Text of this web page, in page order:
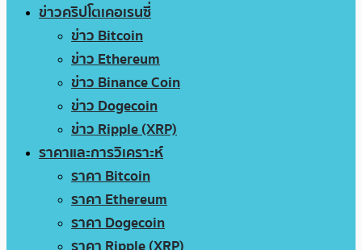
ข่าวคริปโตเคอเรนซี่
ข่าว Bitcoin
ข่าว Ethereum
ข่าว Binance Coin
ข่าว Dogecoin
ข่าว Ripple (XRP)
ราคาและการวิเคราะห์
ราคา Bitcoin
ราคา Ethereum
ราคา Dogecoin